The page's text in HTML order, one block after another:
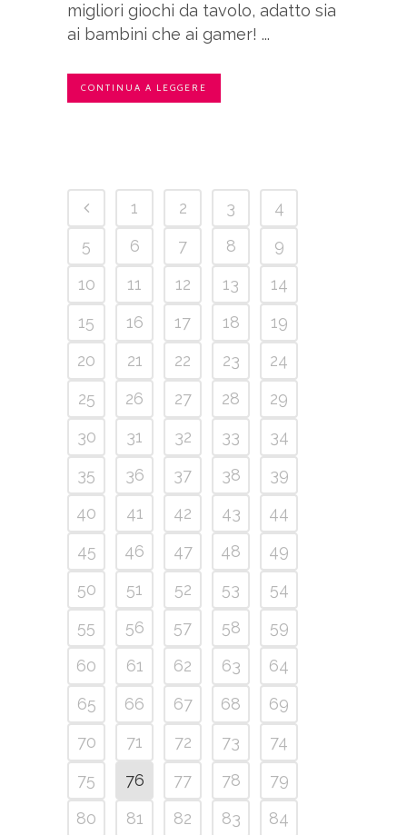
migliori giochi da tavolo, adatto sia
ai bambini che ai gamer! ...
CONTINUA A LEGGERE
1 2 3
4
5
6 7 8
9
10
11 12 13
14
15
16 17 18
19
20
21 22 23
24
25
26 27 28
29
30
31 32 33
34
35
36 37 38
39
40
41 42 43
44
45
46 47 48
49
50
51 52 53
54
55
56 57 58
59
60
61 62 63
64
65
66 67 68
69
70
71 72 73
74
75
76 77 78
79
80
81 82 83
84